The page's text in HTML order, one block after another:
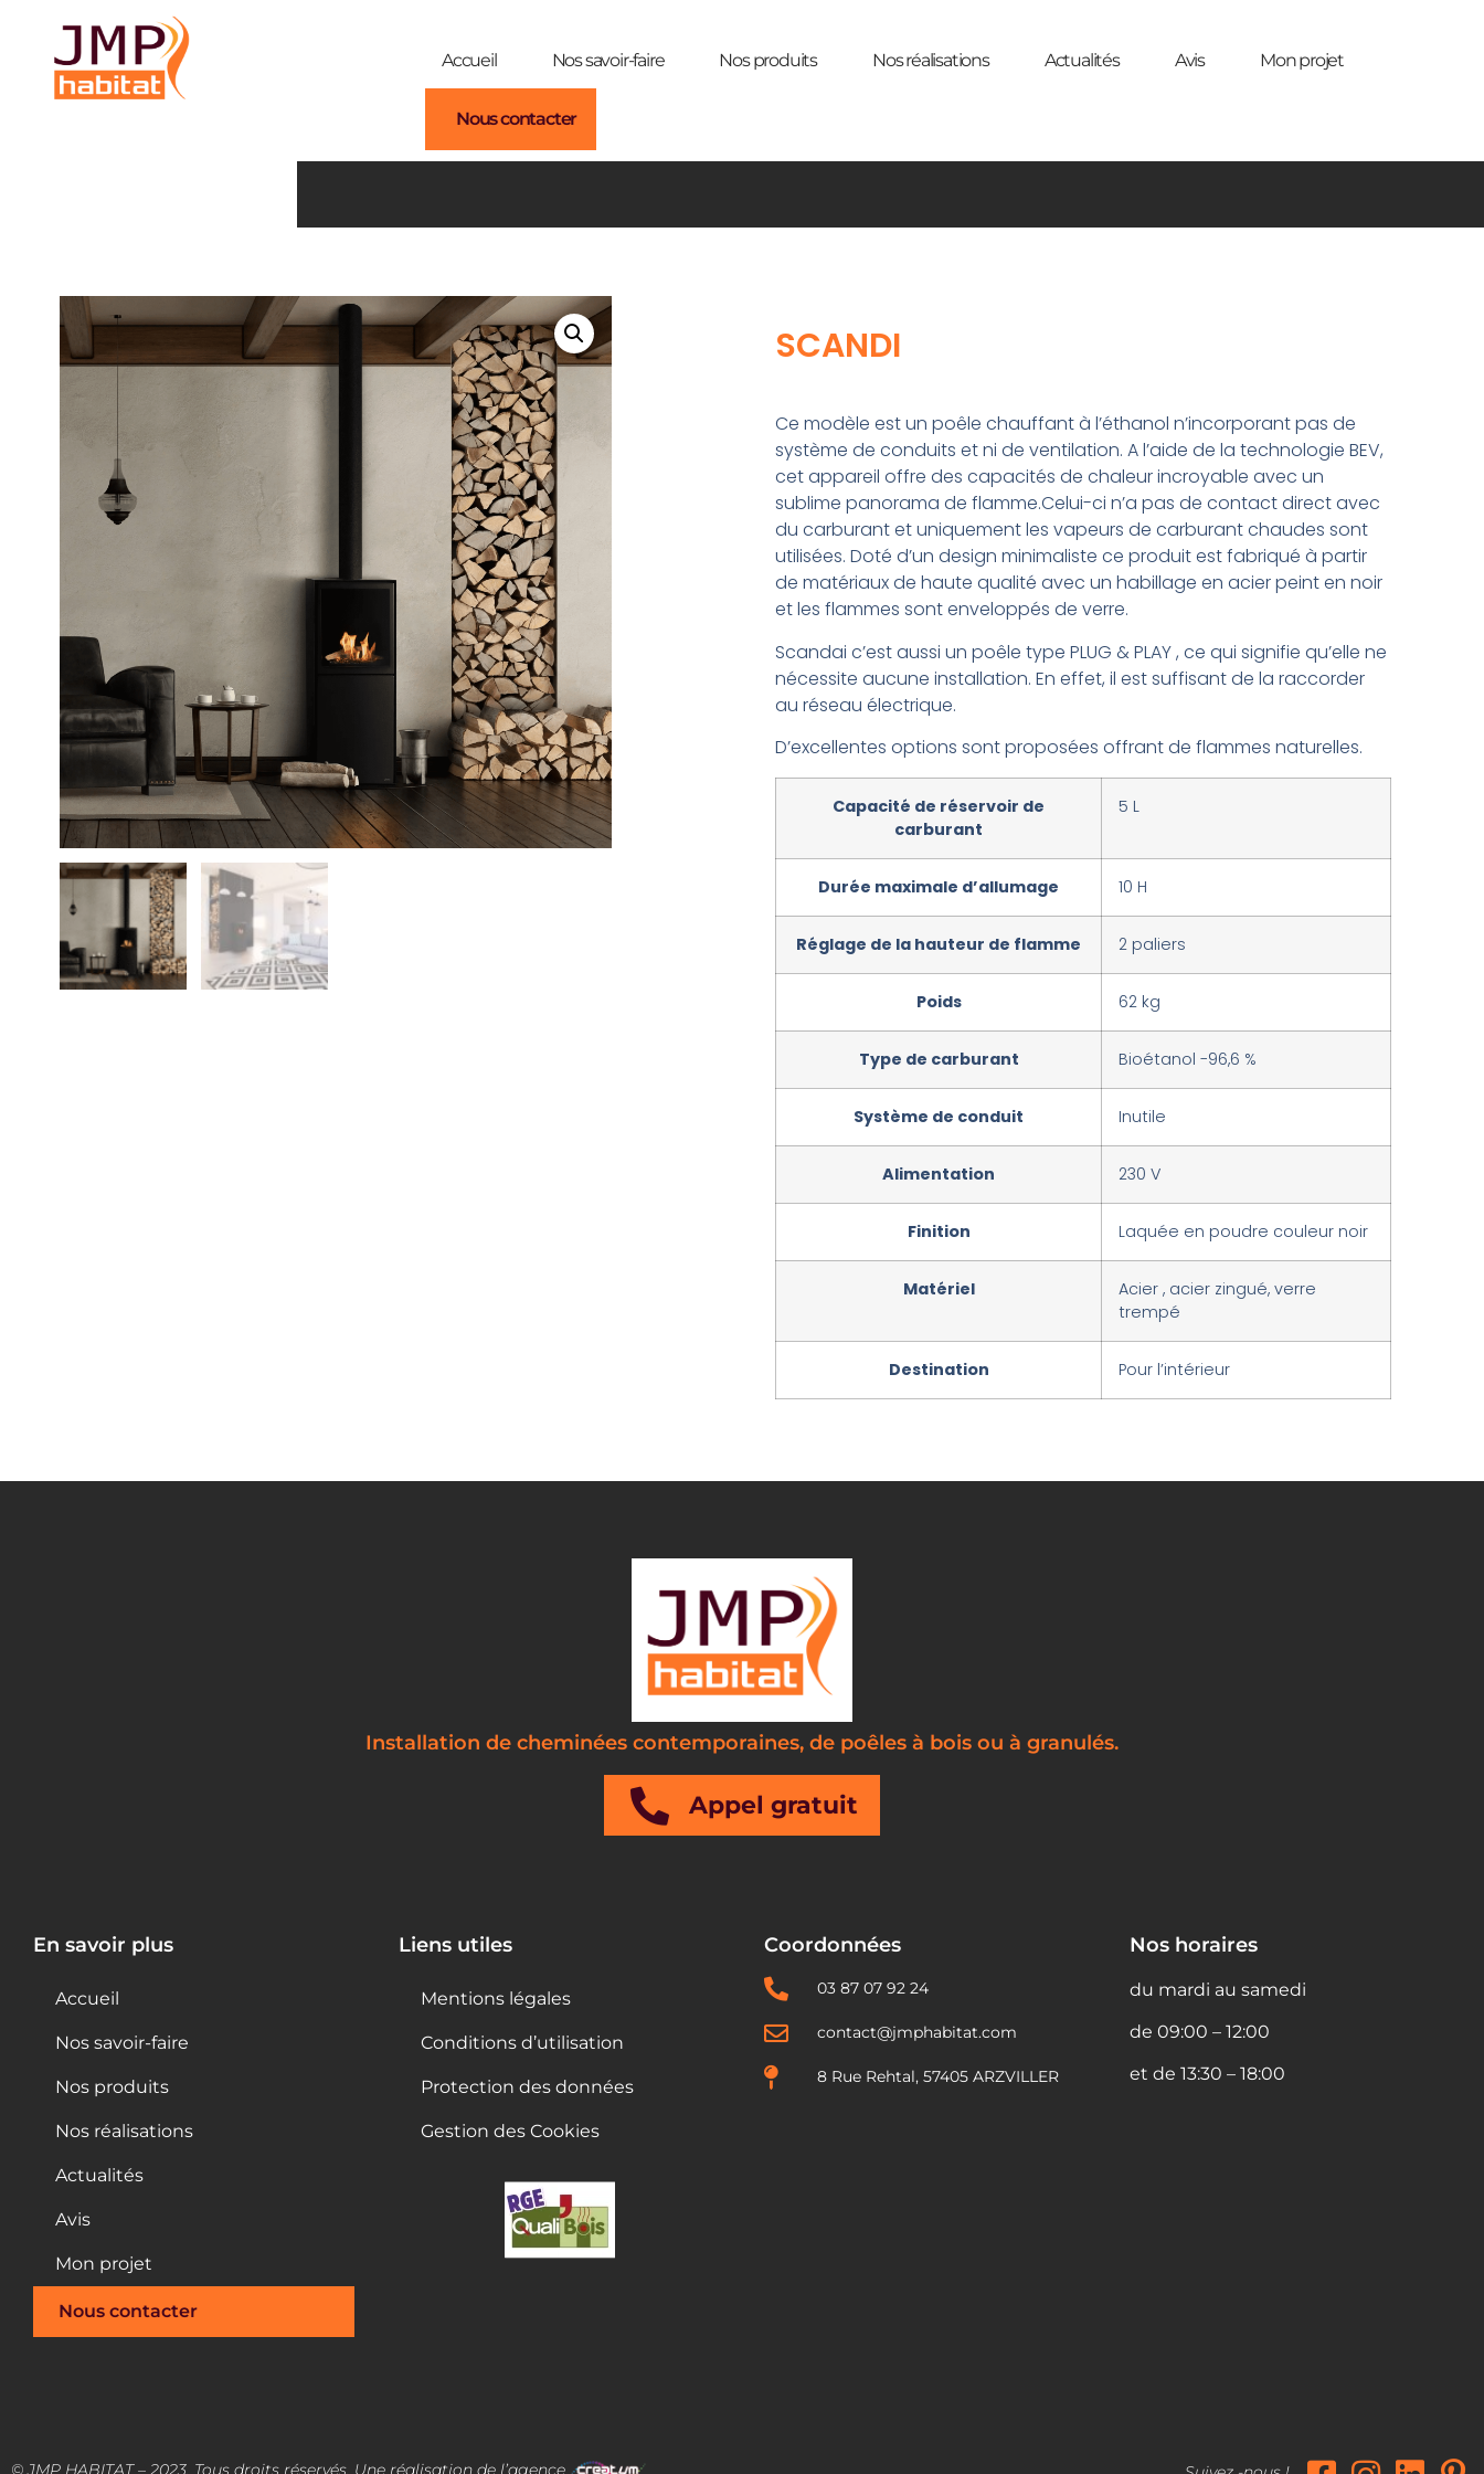
Accueil Nos savoir-faire Nos produits Nos réalisations Actualités Avis Mon projet
Nous contacter
SCANDI
Ce modèle est un poêle chauffant à l’éthanol n’incorporant pas de
système de conduits et ni de ventilation. A l’aide de la technologie BEV,
cet appareil offre des capacités de chaleur incroyable avec un
sublime panorama de flamme.Celui-ci n’a pas de contact direct avec
du carburant et uniquement les vapeurs de carburant chaudes sont
utilisées. Doté d’un design minimaliste ce produit est fabriqué à partir
de matériaux de haute qualité avec un habillage en acier peint en noir
et les flammes sont enveloppés de verre.
Scandai c’est aussi un poêle type PLUG & PLAY , ce qui signifie qu’elle ne
nécessite aucune installation. En effet, il est suffisant de la raccorder
au réseau électrique.
D’excellentes options sont proposées offrant de flammes naturelles.
Capacité de réservoir de
carburant
5 L
Durée maximale d’allumage 10 H
Réglage de la hauteur de flamme 2 paliers
Poids 62 kg
Type de carburant Bioétanol -96,6 %
Système de conduit Inutile
Alimentation 230 V
Finition Laquée en poudre couleur noir
Matériel
Acier , acier zingué, verre
trempé
Destination Pour l’intérieur
Installation de cheminées contemporaines, de poêles à bois ou à granulés.
Appel gratuit
En savoir plus
Accueil
Nos savoir-faire
Nos produits
Nos réalisations
Actualités
Avis
Mon projet
Nous contacter
Liens utiles
Mentions légales
Conditions d’utilisation
Protection des données
Gestion des Cookies
Coordonnées
03 87 07 92 24
contact@jmphabitat.com
8 Rue Rehtal, 57405 ARZVILLER
Nos horaires
du mardi au samedi
de 09:00 – 12:00
et de 13:30 – 18:00
© JMP HABITAT – 2023. Tous droits réservés. Une réalisation de l’agence